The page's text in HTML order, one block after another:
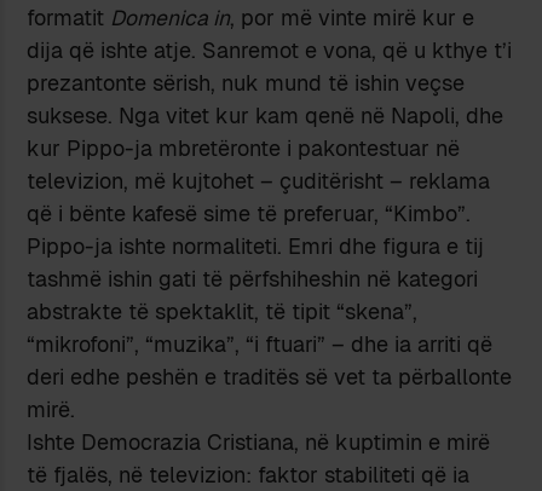
formatit Domenica in, por më vinte mirë kur e
dija që ishte atje. Sanremot e vona, që u kthye t’i
prezantonte sërish, nuk mund të ishin veçse
suksese. Nga vitet kur kam qenë në Napoli, dhe
kur Pippo-ja mbretëronte i pakontestuar në
televizion, më kujtohet – çuditërisht – reklama
që i bënte kafesë sime të preferuar, “Kimbo”.
Pippo-ja ishte normaliteti. Emri dhe figura e tij
tashmë ishin gati të përfshiheshin në kategori
abstrakte të spektaklit, të tipit “skena”,
“mikrofoni”, “muzika”, “i ftuari” – dhe ia arriti që
deri edhe peshën e traditës së vet ta përballonte
mirë.
Ishte Democrazia Cristiana, në kuptimin e mirë
të fjalës, në televizion: faktor stabiliteti që ia